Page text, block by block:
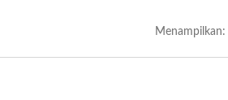
Menampilkan: